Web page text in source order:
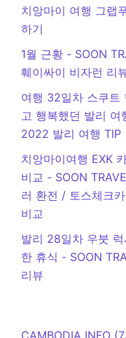
치앙마이 여행 그랩
하기
1월 근황 - SOON
훼이싸이 비자런 리
여행 32일차 스쿠트
고 행복했던 발리 여
2022 발리 여행 TIP
치앙마이여행 EXK
비교 - SOON
러 환전 / 토스체크
비교
발리 28일차 우붓
한 휴식 - SOON
리뷰
CAMBODIA INFO